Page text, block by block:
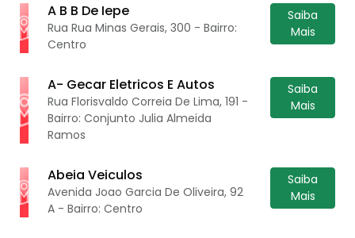
A B B De Iepe
Rua Rua Minas Gerais, 300 - Bairro:
Centro
Saiba
Mais
A- Gecar Eletricos E Autos
Rua Florisvaldo Correia De Lima, 191 -
Bairro: Conjunto Julia Almeida
Ramos
Saiba
Mais
Abeia Veiculos
Avenida Joao Garcia De Oliveira, 92
A - Bairro: Centro
Saiba
Mais